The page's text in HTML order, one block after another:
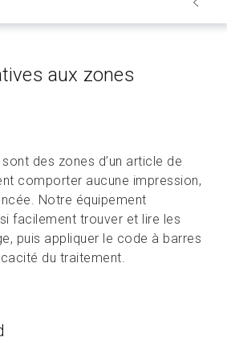
aux zones
des zones d’un article de
comporter aucune impression,
Notre équipement
facilement trouver et lire les
puis appliquer le code à barres
du traitement.